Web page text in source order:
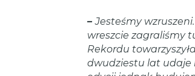
–Jesteśmy
wreszcie zagraliśmy
Rekordu
dwudziestu lat udaje